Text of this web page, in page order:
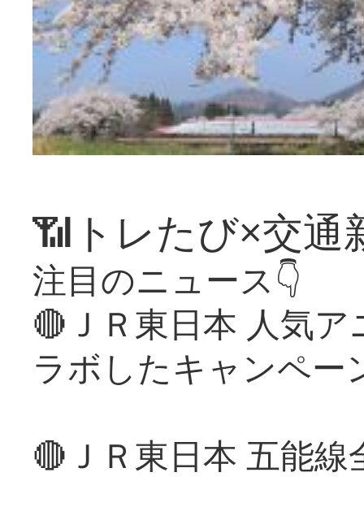
📶トレたび×交通
注目のニュース👇
🔴ＪＲ東日本 人気
ラボしたキャンペー
🔴ＪＲ東日本 五能